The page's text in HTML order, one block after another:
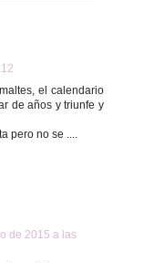
el calendario
de años y triunfe y
pero no se ....
de 2015 a las